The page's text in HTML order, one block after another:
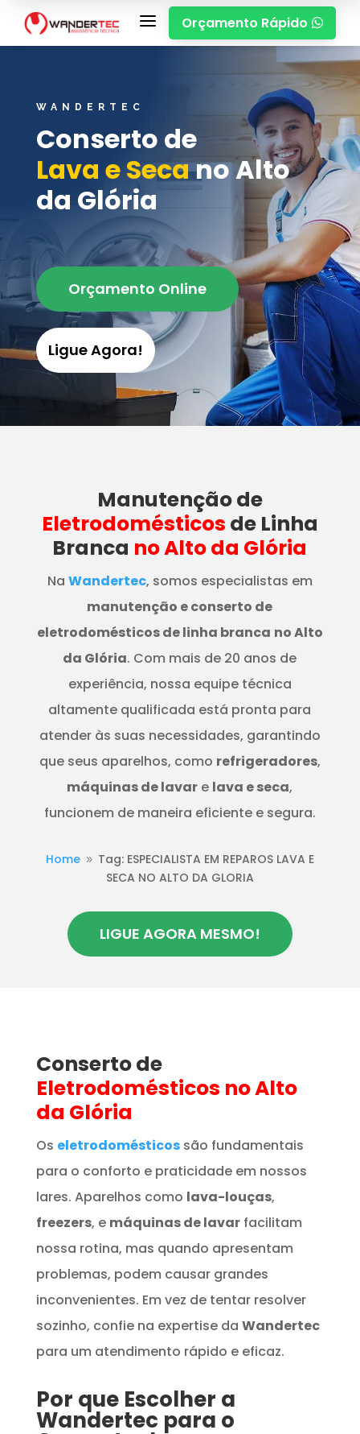
a Orçamento Rápido 
WANDERTEC
Conserto de
Lava e Secano Alto
da Glória
Orçamento Online
Ligue Agora!
Manutençãode
Eletrodomésticos de Linha
Branca no Alto da Glória
Na Wandertec, somos especialistas em
manutenção e conserto de
eletrodomésticos de linha branca no Alto
da Glória. Com mais de 20 anos de
experiência, nossa equipe técnica
altamente qualificada está pronta para
atender às suas necessidades, garantindo
que seus aparelhos, como refrigeradores,
máquinas de lavar e lava e seca,
funcionem de maneira eficiente e segura.
Home 9 Tag: ESPECIALISTA EM REPAROS LAVA E
SECA NO ALTO DA GLORIA
LIGUE AGORA MESMO!
Conserto de
Eletrodomésticos no Alto
da Glória
Os eletrodomésticos são fundamentais
para o conforto e praticidade em nossos
lares. Aparelhos como lava-louças,
freezers, e máquinas de lavarfacilitam
nossa rotina, mas quando apresentam
problemas, podem causar grandes
inconvenientes. Em vez de tentar resolver
sozinho, confie na expertise da Wandertec
para um atendimento rápido e eficaz.
Por que Escolher a
Wandertec para o